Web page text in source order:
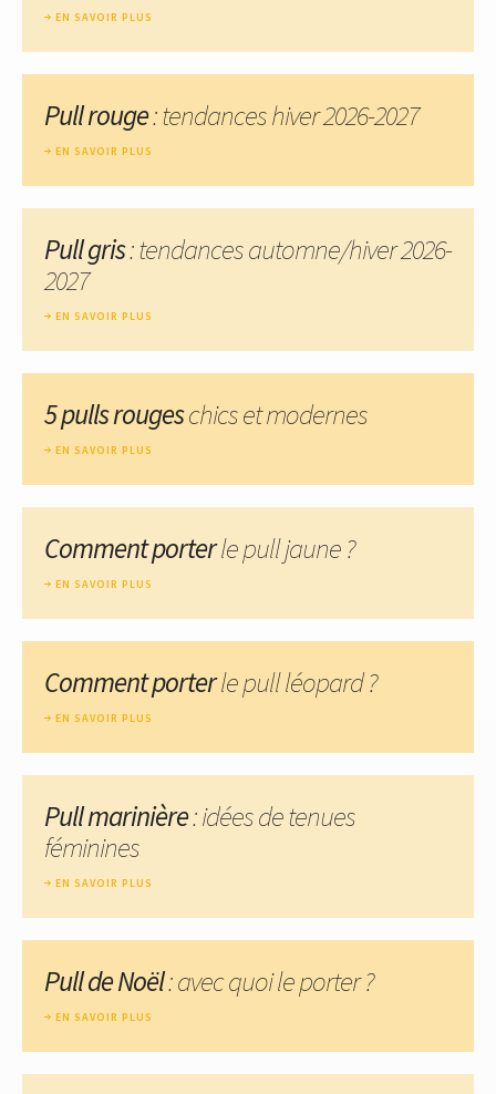
EN SAVOIR PLUS
Pull rouge: tendances hiver 2026-2027
EN SAVOIR PLUS
Pull gris: tendances automne/hiver 2026-
2027
EN SAVOIR PLUS
5 pulls rougeschics et modernes
EN SAVOIR PLUS
Comment porterle pull jaune ?
EN SAVOIR PLUS
Comment porterle pull léopard ?
EN SAVOIR PLUS
Pull marinière: idées de tenues
féminines
EN SAVOIR PLUS
Pull de Noël: avec quoi le porter ?
EN SAVOIR PLUS